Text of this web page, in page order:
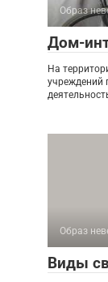
Образ
Дом-
На
учреждений
Образ
Виды